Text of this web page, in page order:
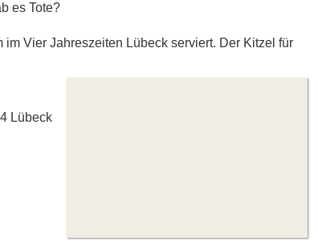
es Tote?
Vier Jahreszeiten Lübeck serviert. Der Kitzel für
Lübeck